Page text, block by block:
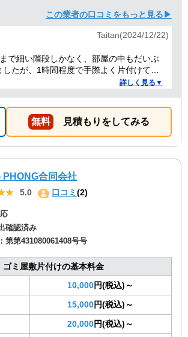
この業者の口コミをもっと見る▶
Taitan(2024/12/22)
で細い階段しかなく、部屋の中もだいぶ
したが、1時間程度で手際よく片付けてく
詳しく見る▼
無料 見積もりをしてみる
PHONG合同会社
5.0 口コミ(2)
確認済み
第第431080061408号号
ゴミ屋敷片付けの基本料金
10,000円(税込)～
15,000円(税込)～
20,000円(税込)～